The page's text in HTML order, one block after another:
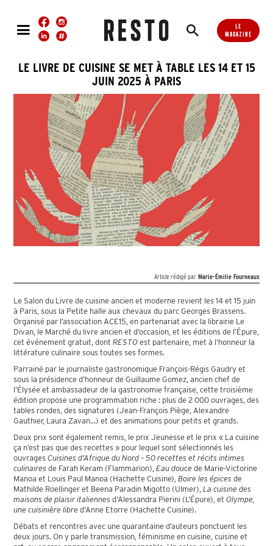
LE
MAGAZINE
LE LIVRE DE CUISINE SE MET À TABLE LES 14 ET 15
JUIN 2025 À PARIS
Article rédigé par Marie-Émilie Fourneaux
Le Salon du Livre de cuisine ancien et moderne revient les 14 et 15 juin
à Paris, sous la Petite halle aux chevaux du parc Georges Brassens.
Organisé par l’association ACE15, en partenariat avec la librairie Le
Divan, le Marché du livre ancien et d’occasion, et les éditions de l’Épure,
cet événement gratuit, dontRESTO est partenaire, met à l’honneur la
littérature culinaire sous toutes ses formes.
Parrainé par le journaliste gastronomique François-Régis Gaudry et
sous la présidence d’honneur de Guillaume Gomez, ancien chef de
l’Élysée et ambassadeur de la gastronomie française, cette troisième
édition propose une programmation riche : plus de 2 000 ouvrages, des
tables rondes, des signatures (Jean-François Piège, Alexandre
Gauthier, Laura Zavan…) et des animations pour petits et grands.
Deux prix sont également remis, le prix Jeunesse et le prix « La cuisine
ça n’est pas que des recettes » pour lequel sont sélectionnés les
ouvragesCuisines d’Afrique du Nord – 50 recettes et récits intimes
culinaires de Farah Keram (Flammarion),Eau douce de Marie-Victorine
Manoa et Louis Paul Manoa (Hachette Cuisine),Boire les épices de
Mathilde Roellinger et Beena Paradin Migotto (Ulmer),La cuisine des
maisons de plaisir italiennes d’Alessandra Pierini (L’Épure), etOlympe,
une cuisinière libre d’Anne Etorre (Hachette Cuisine).
Débats et rencontres avec une quarantaine d’auteurs ponctuent les
deux jours. On y parle transmission, féminisme en cuisine, cuisine et